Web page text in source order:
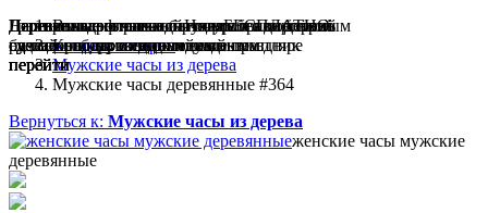
Гравировка на часахобычнаяБЕСПЛАТНО
сделай подарок индивидуальным
перейти
Деревянные флешкии ручкис гравировкой
сделаем подарок эксклюзивным
перейти
Настенные резныечасыНатуральное дерево
ручная работа в единичном экземпляре
перейти
Парные часыотличный подарок влюблённым
на годовщину или семейный праздник
перейти
Деревянные оправыдля очковбез диоптрий
будь стильным всегда и везде
перейти
Вы здесь:
Каталог товаров
Мужские часы из дерева
Мужские часы деревянные #364
Вернуться к: Мужские часы из дерева
женские часы мужские
деревянные